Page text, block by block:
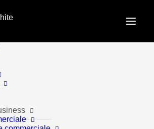
il manifesto GCP